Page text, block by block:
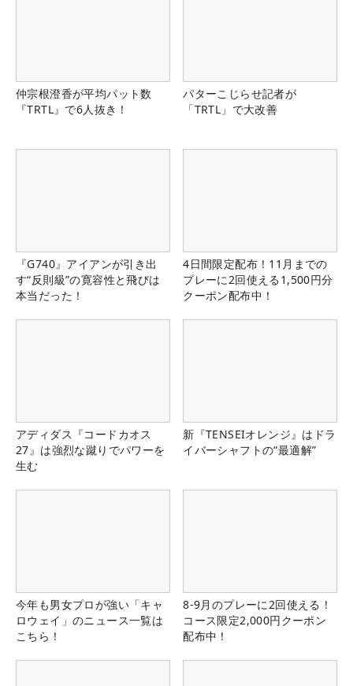
仲宗根澄香が平均パット数
『TRTL』で6人抜き！
パターこじらせ記者が
「TRTL」で大改善
『G740』アイアンが引き出
す“反則級”の寛容性と飛びは
本当だった！
4日間限定配布！11月までの
プレーに2回使える1,500円分
クーポン配布中！
アディダス『コードカオス
27』は強烈な蹴りでパワーを
生む
新『TENSEIオレンジ』はドラ
イバーシャフトの“最適解”
今年も男女プロが強い「キャ
ロウェイ」のニュース一覧は
こちら！
8-9月のプレーに2回使える！
コース限定2,000円クーポン
配布中！